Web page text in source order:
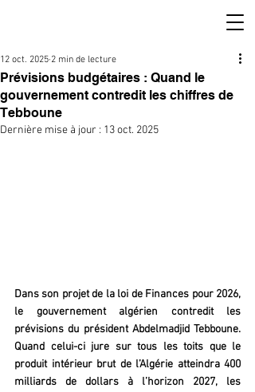
Prévisions budgétaires : Quand le
gouvernement contredit les chiffres de
Tebboune
12 oct. 2025 2 min de lecture
Dernière mise à jour : 13 oct. 2025
Dans son projet de la loi de Finances pour 2026,
le gouvernement algérien contredit les
prévisions du président Abdelmadjid Tebboune.
Quand celui-ci jure sur tous les toits que le
produit intérieur brut de l’Algérie atteindra 400
milliards de dollars à l’horizon 2027, les